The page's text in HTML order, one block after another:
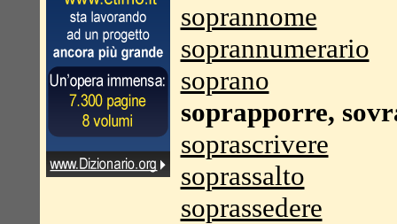
soprannome
soprannumerario
soprano
soprapporre,
soprascrivere
soprassalto
soprassedere